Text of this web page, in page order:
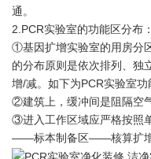
通。
2.PCR实验室的功能区分布：
①基因扩增实验室的用房分
的分布原则是依次排列、独
增/减。如下为PCR实验室
②建筑上，缓冲间是阻隔空
③进入工作区域应严格按照
——标本制备区——核算扩